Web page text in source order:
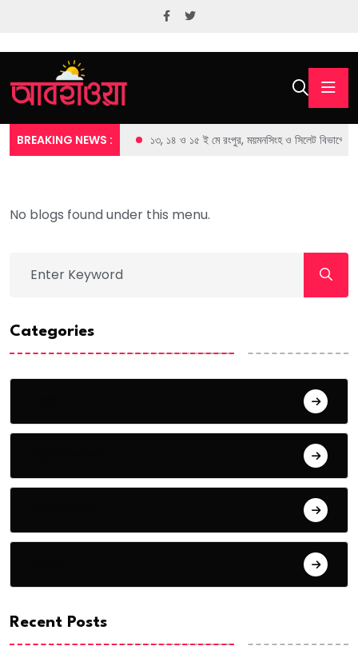
BREAKING NEWS : ১৩, ১৪ ও ১৫ ই মে রংপুর, ময়মনসিংহ ও সিলেট বিভাগের
No blogs found under this menu.
Categories
Recent Posts